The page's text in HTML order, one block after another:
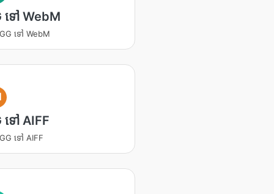
ទៅ WebM
ទៅ WebM
ទៅ AIFF
ទៅ AIFF